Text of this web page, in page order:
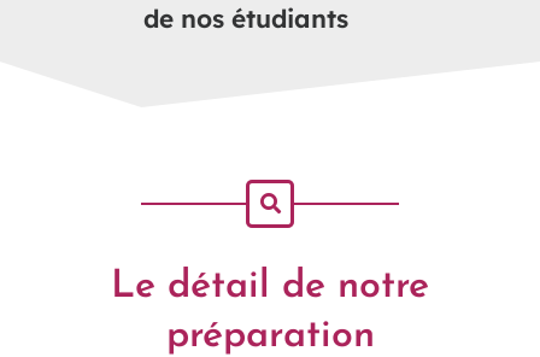
de nos étudiants
Le détail de notre
préparation